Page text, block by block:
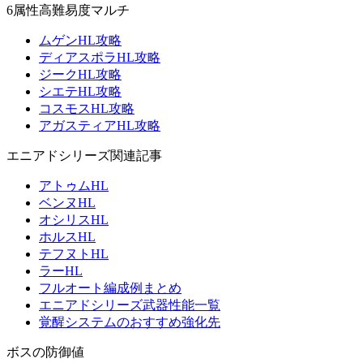
6属性高難易度マルチ
ムゲンHL攻略
ディアスポラHL攻略
ジークHL攻略
シエテHL攻略
コスモスHL攻略
アガスティアHL攻略
エニアドシリーズ関連記事
アトゥムHL
ベンヌHL
オシリスHL
ホルスHL
テフヌトHL
ラーHL
フルオート編成例まとめ
エニアドシリーズ武器性能一覧
覚醒システムのおすすめ強化先
ボスの防御値